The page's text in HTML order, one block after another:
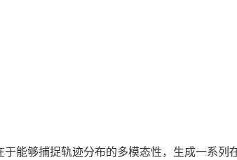
能够捕捉轨迹分布的多模态性，生成一系列